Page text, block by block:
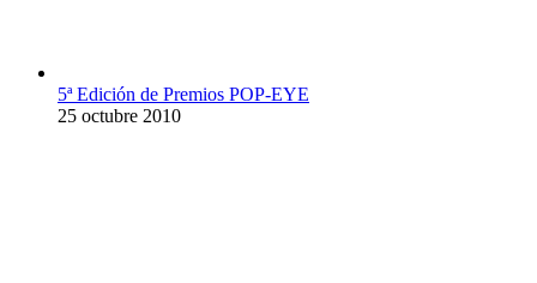
5ª Edición de Premios POP-EYE
25 octubre 2010